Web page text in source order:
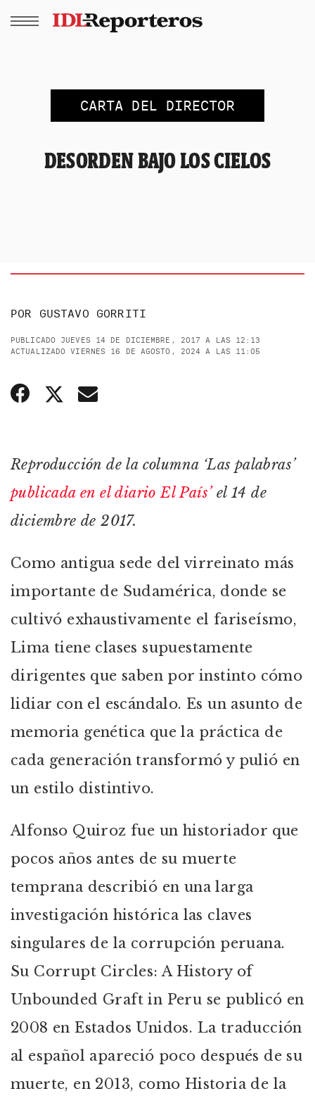
CARTA DEL DIRECTOR
DESORDEN BAJO LOS CIELOS
POR GUSTAVO GORRITI
PUBLICADO JUEVES 14 DE DICIEMBRE, 2017 A LAS 12:13
ACTUALIZADO VIERNES 16 DE AGOSTO, 2024 A LAS 11:05
Reproducción de la columna ‘Las palabras’
publicada en el diario El País’ el 14 de
diciembre de 2017.
Como antigua sede del virreinato más
importante de Sudamérica, donde se
cultivó exhaustivamente el fariseísmo,
Lima tiene clases supuestamente
dirigentes que saben por instinto cómo
lidiar con el escándalo. Es un asunto de
memoria genética que la práctica de
cada generación transformó y pulió en
un estilo distintivo.
Alfonso Quiroz fue un historiador que
pocos años antes de su muerte
temprana describió en una larga
investigación histórica las claves
singulares de la corrupción peruana.
Su Corrupt Circles: A History of
Unbounded Graft in Peru se publicó en
2008 en Estados Unidos. La traducción
al español apareció poco después de su
muerte, en 2013, como Historia de la